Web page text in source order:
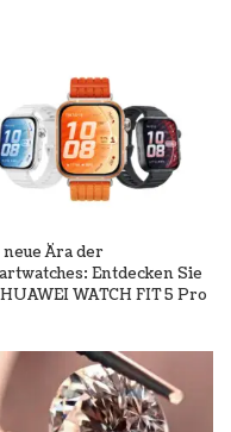
Ära der
Entdecken Sie
WATCH FIT 5 Pro